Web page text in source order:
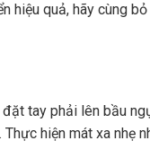
hiệu quả, hãy cùng
tay phải lên bầu
hiện mát xa nhẹ